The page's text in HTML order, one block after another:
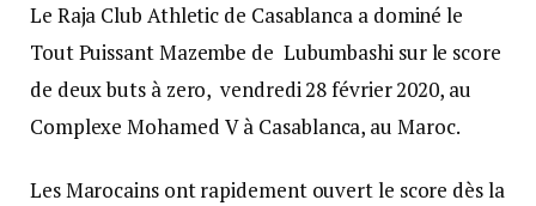
Le Raja Club Athletic de Casablanca a dominé le
Tout Puissant Mazembe de Lubumbashi sur le score
de deux buts à zero, vendredi 28 février 2020, au
Complexe Mohamed V à Casablanca, au Maroc.
Les Marocains ont rapidement ouvert le score dès la